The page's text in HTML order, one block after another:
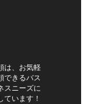
は、お気軽
できるバス
スニーズに
います！